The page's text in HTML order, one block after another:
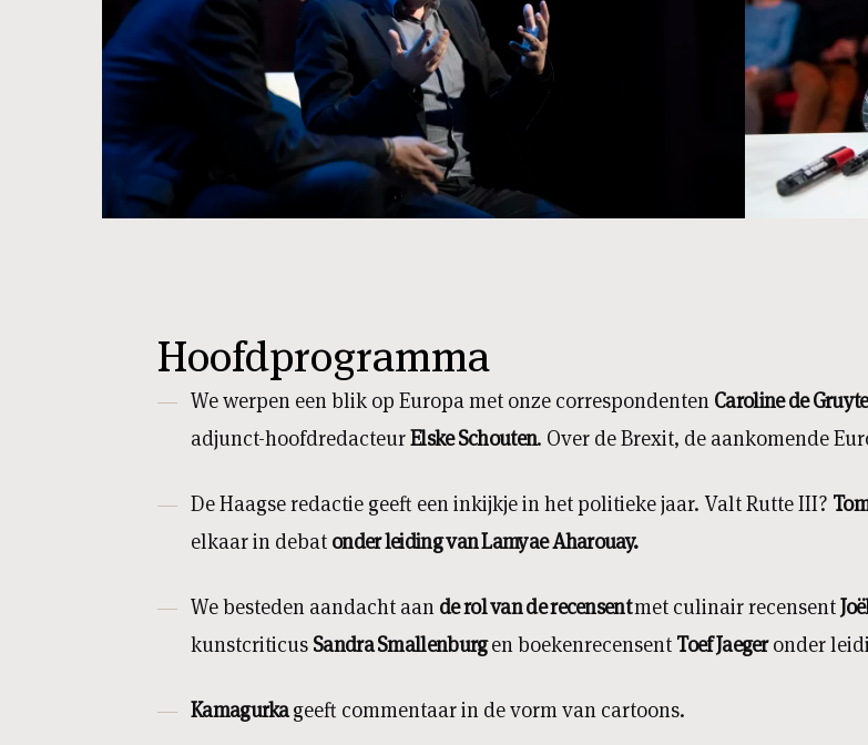
Hoofdprogramma
We werpen een blik op Europa met onze correspondenten Caroline de
adjunct-hoofdredacteurElske Schouten. Over de Brexit, de aankomende
De Haagse redactie geeft een inkijkje in het politieke jaar. Valt Rutte III?
elkaar in debat onder leiding van Lamyae Aharouay.
We besteden aandacht aan de rol van de recensentmet culinair recensent
kunstcriticus Sandra Smallenburgen boekenrecensent Toef Jaegeronder
Kamagurkageeft commentaar in de vorm van cartoons.